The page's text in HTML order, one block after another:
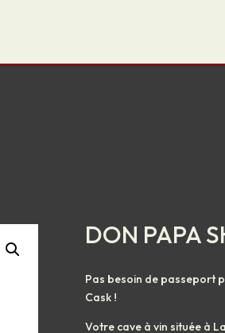
DON PAPA
Pas besoin de passeport
Cask !
Votre cave à vin située à